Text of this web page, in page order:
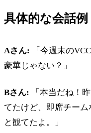
具体的な会話
Aさん: 「今週末の
豪華じゃない？」
Bさん: 「本当だね！
てたけど、即席チー
と観てたよ。」